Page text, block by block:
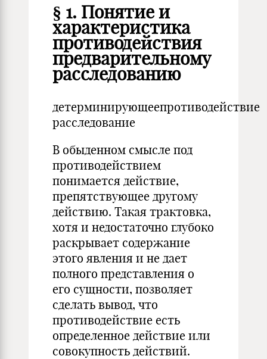
§ 1. Понятие и
характеристика
противодействия
предварительному
расследованию
детерминирующеепротиводействие
расследование
В обыденном смысле под
противодействием
понимается действие,
препятствующее другому
действию. Такая трактовка,
хотя и недостаточно глубоко
раскрывает содержание
этого явления и не дает
полного представления о
его сущности, позволяет
сделать вывод, что
противодействие есть
определенное действие или
совокупность действий.